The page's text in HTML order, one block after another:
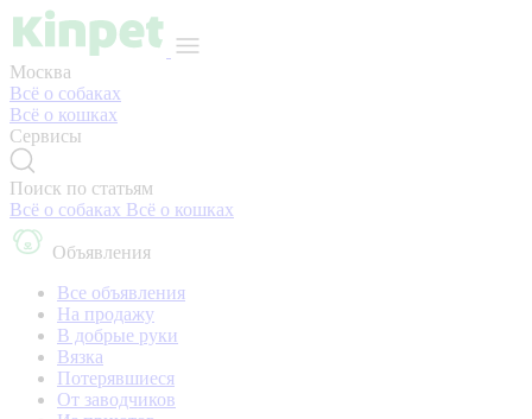
Москва
Всё о собаках
Всё о кошках
Сервисы
Поиск по статьям
Всё о собаках Всё о кошках
Объявления
Все объявления
На продажу
В добрые руки
Вязка
Потерявшиеся
От заводчиков